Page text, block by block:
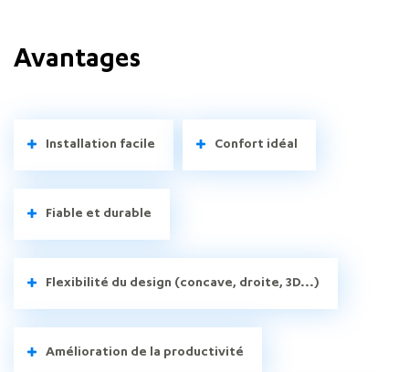
Avantages
Installation facile Confort idéal
Fiable et durable
Flexibilité du design (concave, droite, 3D...)
Amélioration de la productivité